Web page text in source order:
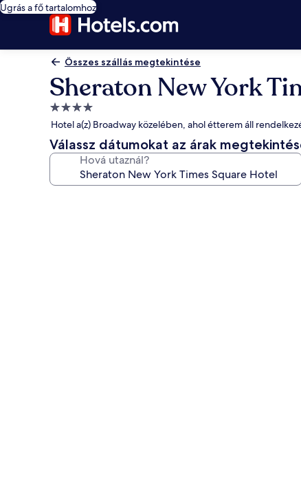
Ugrás a fő tartalomhoz
Összes szállás megtekintése
Sheraton New York
4.0
csillagos
szálláshely
Hotel a(z) Broadway közelében, ahol étterem áll
Válassz dátumokat az árak
Hová utaznál?